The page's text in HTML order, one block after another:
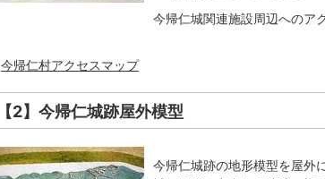
今帰仁城関連施設周辺へのア
今帰仁村アクセスマップ
【2】今帰仁城跡屋外模型
今帰仁城跡の地形模型を屋外